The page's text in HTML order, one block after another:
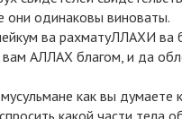
они одинаковы виноваты.
ва рахматуЛЛАХИ ва
АЛЛАХ благом, и да
как вы думаете